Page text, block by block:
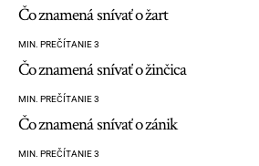
Čo znamená snívať o žart
MIN. PREČÍTANIE 3
Čo znamená snívať o žinčica
MIN. PREČÍTANIE 3
Čo znamená snívať o zánik
MIN. PREČÍTANIE 3